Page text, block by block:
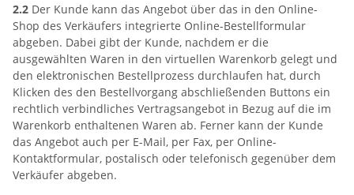
2.2 Der Kunde kann das Angebot über das in den Online-
Shop des Verkäufers integrierte Online-Bestellformular
abgeben. Dabei gibt der Kunde, nachdem er die
ausgewählten Waren in den virtuellen Warenkorb gelegt und
den elektronischen Bestellprozess durchlaufen hat, durch
Klicken des den Bestellvorgang abschließenden Buttons ein
rechtlich verbindliches Vertragsangebot in Bezug auf die im
Warenkorb enthaltenen Waren ab. Ferner kann der Kunde
das Angebot auch per E-Mail, per Fax, per Online-
Kontaktformular, postalisch oder telefonisch gegenüber dem
Verkäufer abgeben.